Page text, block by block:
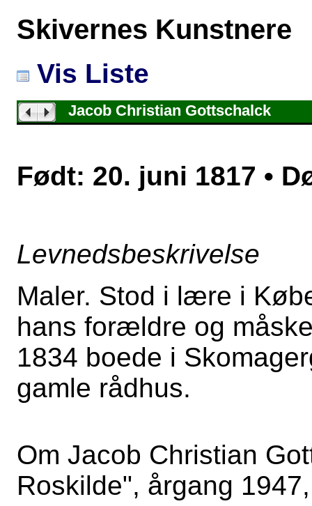
Skivernes Kunstnere
Vis Liste
Jacob Christian Gottschalck
Født: 20. juni 1817 •
Levnedsbeskrivelse
Maler. Stod i lære i
hans forældre og
1834 boede i
gamle rådhus.
Om Jacob Christian
Roskilde", årgang